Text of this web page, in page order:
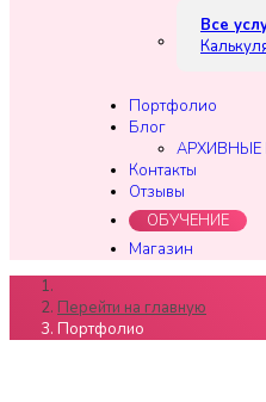
Все
Портфолио
Блог
АРХИВНЫЕ
Контакты
Отзывы
ОБУЧЕНИЕ
Магазин
Перейти на главную
Портфолио